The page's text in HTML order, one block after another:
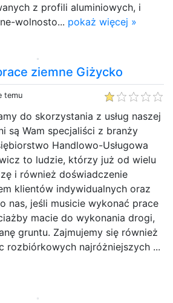
z profili aluminiowych, i
wolnosto... pokaż więcej »
ziemne Giżycko
temu
do skorzystania z usług naszej
są Wam specjaliści z branży
Handlowo-Usługowa
to ludzie, którzy już od wielu
i również doświadczenie
klientów indywidualnych oraz
nas, jeśli musicie wykonać prace
macie do wykonania drogi,
gruntu. Zajmujemy się również
rozbiórkowych najróżniejszych ...